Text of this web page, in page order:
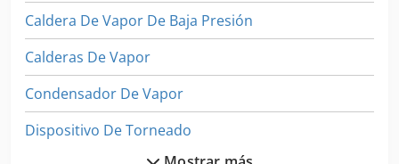
Caldera De Vapor De Baja Presión
Calderas De Vapor
Condensador De Vapor
Dispositivo De Torneado